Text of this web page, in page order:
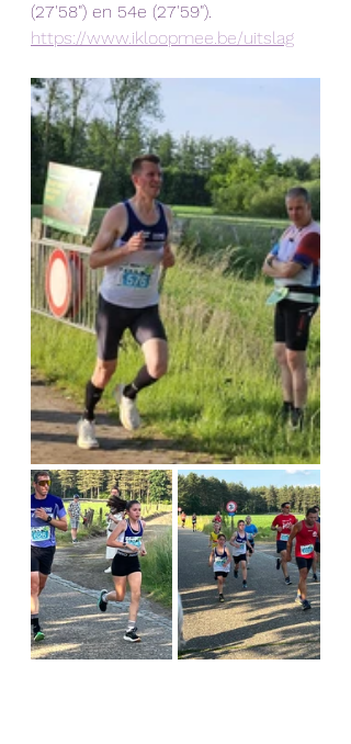
(27'58") en 54e (27'59").
https://www.ikloopmee.be/uitslag